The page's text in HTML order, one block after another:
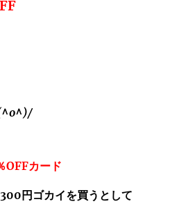
(^o^)/
OFFカード
円ゴカイを買うとして